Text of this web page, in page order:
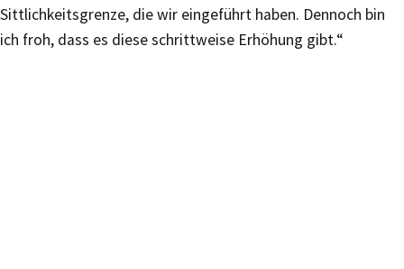
Sittlichkeitsgrenze, die wir eingeführt haben. Dennoch bin
ich froh, dass es diese schrittweise Erhöhung gibt.“